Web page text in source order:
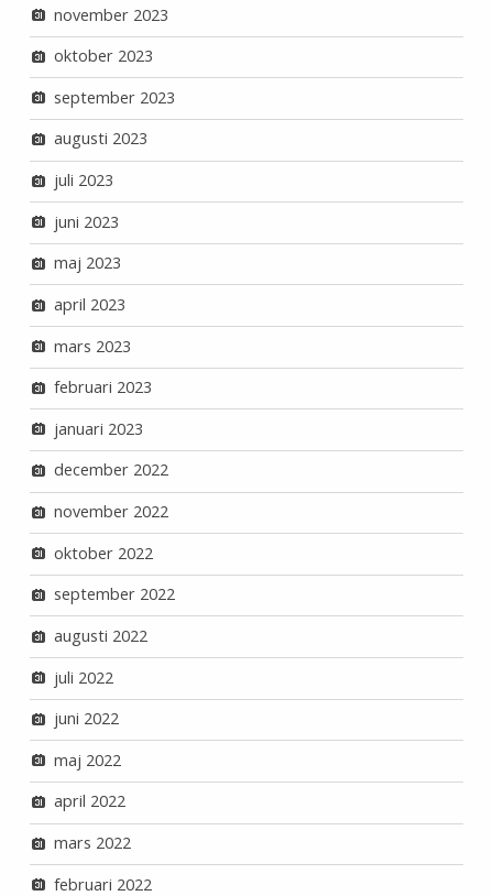
november 2023
oktober 2023
september 2023
augusti 2023
juli 2023
juni 2023
maj 2023
april 2023
mars 2023
februari 2023
januari 2023
december 2022
november 2022
oktober 2022
september 2022
augusti 2022
juli 2022
juni 2022
maj 2022
april 2022
mars 2022
februari 2022